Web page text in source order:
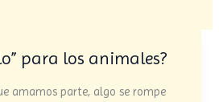
para los animales?
amamos parte, algo se rompe